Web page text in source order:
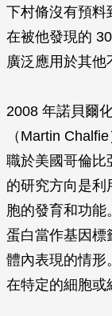
下村脩沒有預料
在被他發現的
廣泛應用於其他
2008 年諾貝爾
（Martin
職於美國哥倫比
的研究方向是利
胞的發育和功能
蛋白當作基因標
體內表現的情形
在特定的細胞或